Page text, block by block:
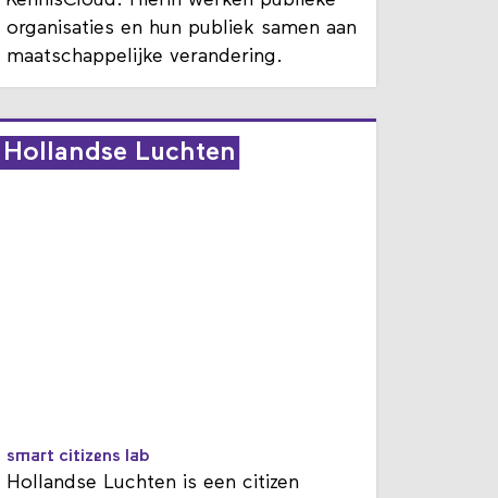
organisaties en hun publiek samen aan
maatschappelijke verandering.
Hollandse Luchten
smart citizens lab
Hollandse Luchten is een citizen